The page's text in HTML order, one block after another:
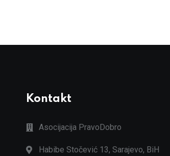
Kontakt
Asocijacija PravoDobro
Habibe Stočević 13, Sarajevo, BiH